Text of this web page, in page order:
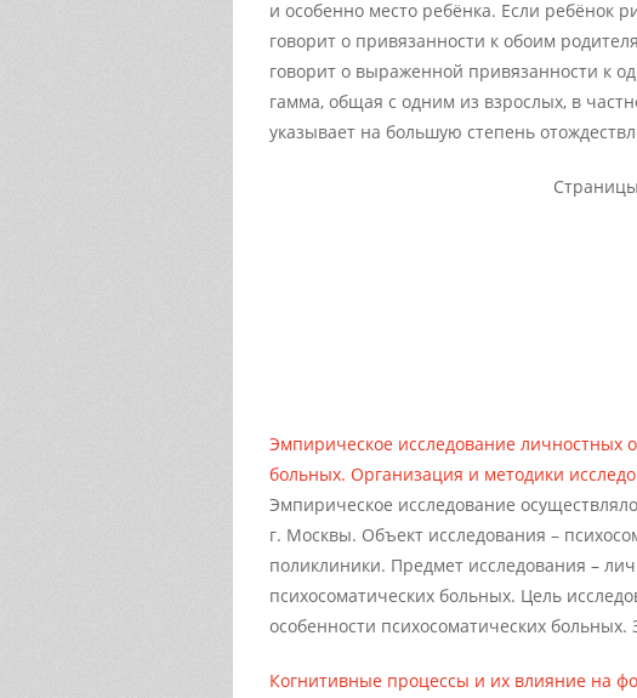
и особенно место ребёнка. Если ребёнок
говорит о привязанности к обоим
говорит о выраженной привязанности к
гамма, общая с одним из взрослых, в
указывает на большую степень
Эмпирическое исследование личностных
больных. Организация и методики
Эмпирическое исследование
г. Москвы. Объект исследования –
поликлиники. Предмет исследования –
психосоматических больных. Цель
особенности психосоматических больных.
Когнитивные процессы и их влияние на